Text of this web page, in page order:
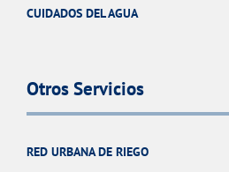
CUIDADOS DEL AGUA
Otros Servicios
RED URBANA DE RIEGO